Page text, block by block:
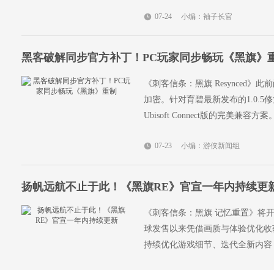
07-24 小编：袖子长官
黑客破解同步官方补丁！PC玩家同步畅玩《黑旗》
《刺客信条：黑旗 Resynced》此
加密。针对育碧最新发布的1.0.5
Ubisoft Connect版的完美兼容方案
07-23 小编：游侠新闻组
扬帆远航不止于此！《黑旗RE》官宣一年内持续更
《刺客信条：黑旗 记忆重置》将
球发售以来凭借画质与体验优化
持续优化游戏细节、迭代全新内